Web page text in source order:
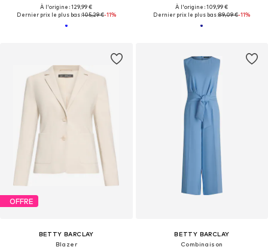
À l'origine : 129,99 €
Dernier prix le plus bas :105,29 €-11%
À l'origine : 109,99 €
Dernier prix le plus bas :89,09 €-11%
OFFRE
BETTY BARCLAY
Blazer
BETTY BARCLAY
Combinaison